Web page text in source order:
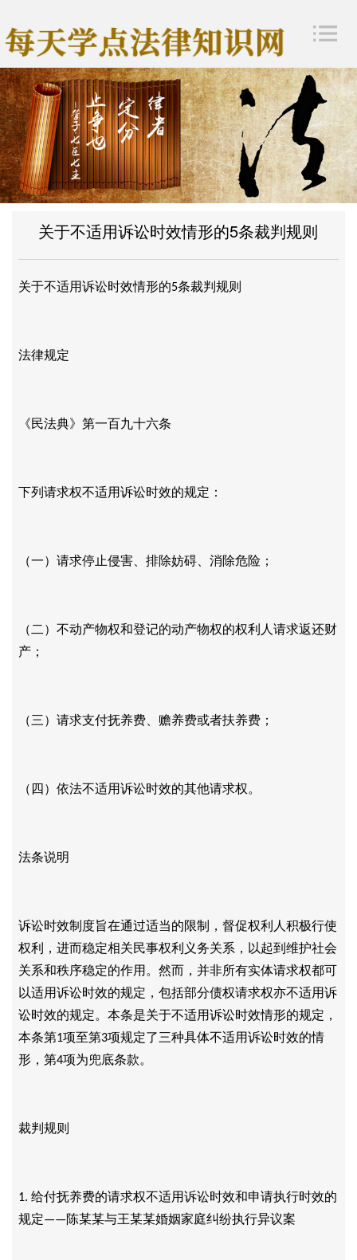
关于不适用诉讼时效情形的5条裁判规则
关于不适用诉讼时效情形的5条裁判规则
法律规定
《民法典》第一百九十六条
下列请求权不适用诉讼时效的规定：
（一）请求停止侵害、排除妨碍、消除危险；
（二）不动产物权和登记的动产物权的权利人请求返还财
产；
（三）请求支付抚养费、赡养费或者扶养费；
（四）依法不适用诉讼时效的其他请求权。
法条说明
诉讼时效制度旨在通过适当的限制，督促权利人积极行使
权利，进而稳定相关民事权利义务关系，以起到维护社会
关系和秩序稳定的作用。然而，并非所有实体请求权都可
以适用诉讼时效的规定，包括部分债权请求权亦不适用诉
讼时效的规定。本条是关于不适用诉讼时效情形的规定，
本条第1项至第3项规定了三种具体不适用诉讼时效的情
形，第4项为兜底条款。
裁判规则
1.给付抚养费的请求权不适用诉讼时效和申请执行时效的
规定——陈某某与王某某婚姻家庭纠纷执行异议案